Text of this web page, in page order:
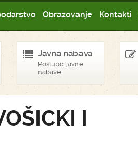
Obrazovanje Kontakti
Javna nabava
Postupci javne
nabave
I